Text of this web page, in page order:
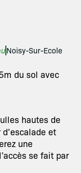
Noisy-Sur-Ecole
du sol avec
hautes de
et
une
se fait par